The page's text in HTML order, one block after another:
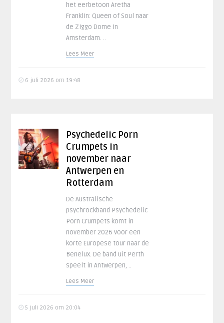
het eerbetoon Aretha
Franklin: Queen of Soul naar
de Ziggo Dome in
Amsterdam. ..
Lees Meer
6 juli 2026 om 19:48
Psychedelic Porn
Crumpets in
november naar
Antwerpen en
Rotterdam
De Australische
psychrockband Psychedelic
Porn Crumpets komt in
november 2026 voor een
korte Europese tour naar de
Benelux. De band uit Perth
speelt in Antwerpen, ..
Lees Meer
5 juli 2026 om 20:04